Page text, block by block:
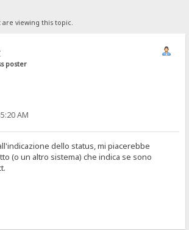
viewing this topic.
poster
AM
dello status, mi piacerebbe
(o un altro sistema) che indica se sono